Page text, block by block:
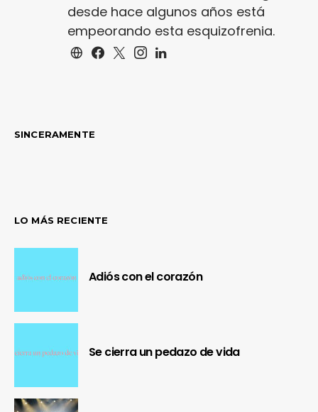
desde hace algunos años está
empeorando esta esquizofrenia.
SINCERAMENTE
LO MÁS RECIENTE
Adiós con el corazón
Se cierra un pedazo de vida